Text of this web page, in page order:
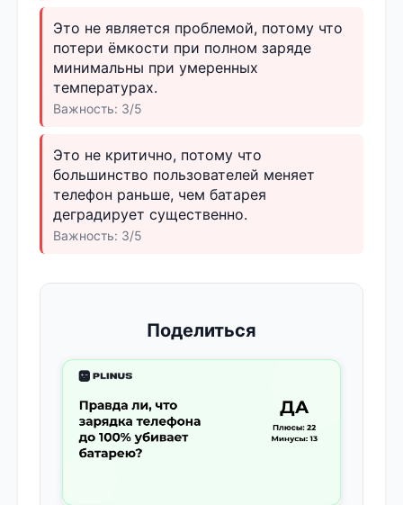
Это не является проблемой, потому что
потери ёмкости при полном заряде
минимальны при умеренных
температурах.
Важность: 3/5
Это не критично, потому что
большинство пользователей меняет
телефон раньше, чем батарея
деградирует существенно.
Важность: 3/5
Поделиться